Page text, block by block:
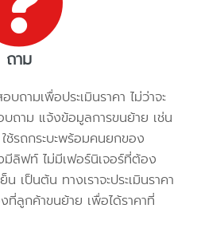
ถาม
บถามเพื่อประเมินราคา ไม่ว่าจะ
ถาม แจ้งข้อมูลการขนย้าย เช่น
รถกระบะพร้อมคนยกของ
ลิฟท์ ไม่มีเฟอร์นิเจอร์ที่ต้อง
เป็นต้น ทางเราจะประเมินราคา
ที่ลูกค้าขนย้าย เพื่อได้ราคาที่